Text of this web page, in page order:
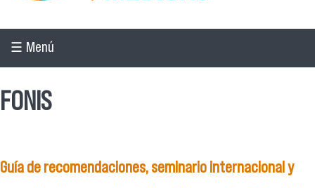
☰ Menú
FONIS
Guía de recomendaciones, seminario internacional y